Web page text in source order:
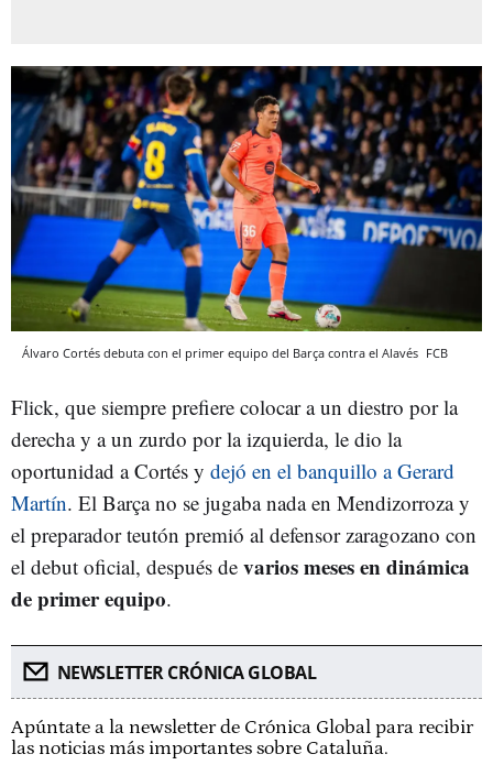
Álvaro Cortés debuta con el primer equipo del Barça contra el Alavés FCB
Flick, que siempre prefiere colocar a un diestro por la
derecha y a un zurdo por la izquierda, le dio la
oportunidad a Cortés y dejó en el banquillo a Gerard
Martín. El Barça no se jugaba nada en Mendizorroza y
el preparador teutón premió al defensor zaragozano con
el debut oficial, después de varios meses en dinámica
de primer equipo.
NEWSLETTER CRÓNICA GLOBAL
Apúntate a la newsletter de Crónica Global para recibir
las noticias más importantes sobre Cataluña.